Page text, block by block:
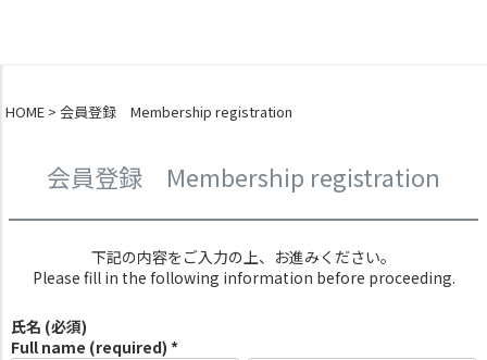
HOME 会員登録 Membership registration
会員登録 Membership registration
下記の内容をご入力の上、お進みください。
Please fill in the following information before proceeding.
氏名 (必須)
Full name (required) *